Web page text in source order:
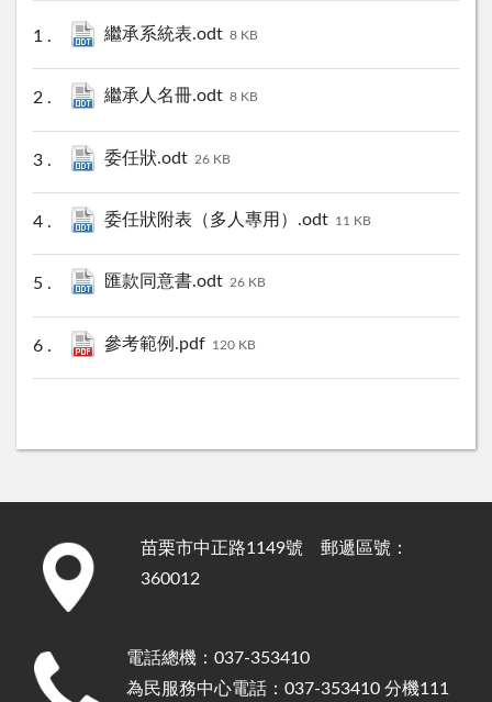
繼承系統表.odt 8 KB
繼承人名冊.odt 8 KB
委任狀.odt 26 KB
委任狀附表（多人專用）.odt 11 KB
匯款同意書.odt 26 KB
參考範例.pdf 120 KB
苗栗市中正路1149號 郵遞區號：
360012
電話總機：037-353410
為民服務中心電話：037-353410 分機111